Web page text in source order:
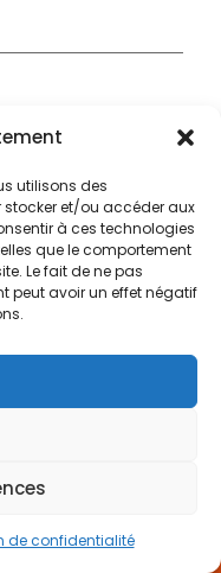
utilisons des
stocker et/ou accéder aux
à ces technologies
que le comportement
Le fait de ne pas
peut avoir un effet négatif
de confidentialité